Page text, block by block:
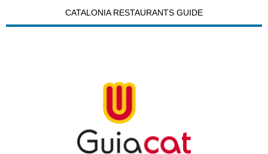
CATALONIA RESTAURANTS GUIDE